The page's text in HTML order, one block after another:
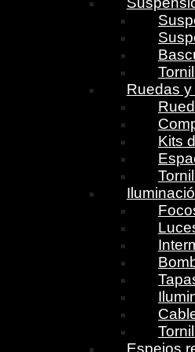
Ruedas
Kits
Espejos